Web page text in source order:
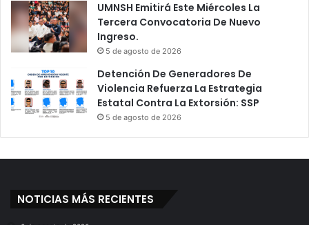
UMNSH Emitirá Este Miércoles La
Tercera Convocatoria De Nuevo
Ingreso.
5 de agosto de 2026
Detención De Generadores De
Violencia Refuerza La Estrategia
Estatal Contra La Extorsión: SSP
5 de agosto de 2026
NOTICIAS MÁS RECIENTES